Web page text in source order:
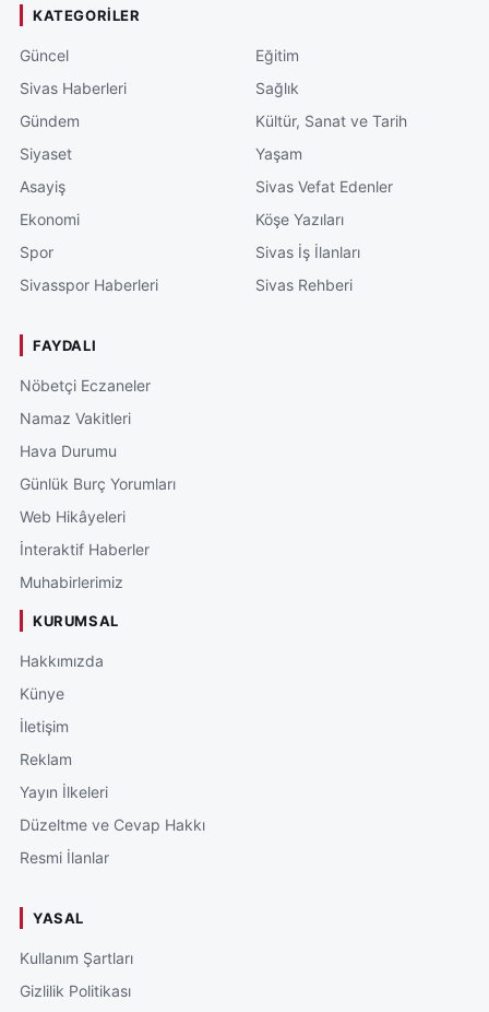
KATEGORILER
Güncel
Sivas Haberleri
Gündem
Siyaset
Asayiş
Ekonomi
Spor
Sivasspor Haberleri
Eğitim
Sağlık
Kültür, Sanat ve Tarih
Yaşam
Sivas Vefat Edenler
Köşe Yazıları
Sivas İş İlanları
Sivas Rehberi
FAYDALI
Nöbetçi Eczaneler
Namaz Vakitleri
Hava Durumu
Günlük Burç Yorumları
Web Hikâyeleri
İnteraktif Haberler
Muhabirlerimiz
KURUMSAL
Hakkımızda
Künye
İletişim
Reklam
Yayın İlkeleri
Düzeltme ve Cevap Hakkı
Resmi İlanlar
YASAL
Kullanım Şartları
Gizlilik Politikası